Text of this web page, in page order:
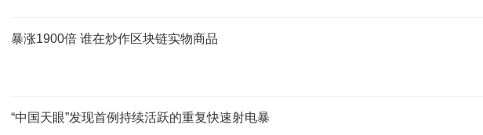
暴涨1900倍 谁在炒作区块链实物商品
“中国天眼”发现首例持续活跃的重复快速射电暴